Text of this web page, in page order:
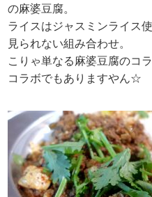
の麻婆豆腐。
ライスはジャスミンライス
見られない組み合わせ。
こりゃ単なる麻婆豆腐のコ
コラボでもありますやん☆